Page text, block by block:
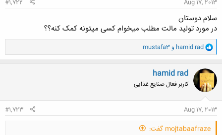
Aug 17, 2013
#1,722
سلام دوستان
در مورد تولید مالت مطلب میخوام کسی میتونه کمک کنه؟؟
و
ا
ک
ن
ش
ه
ا
hamid rad و mustafa3
hamid rad
کاربر فعال صنایع غذایی
Aug 17, 2013
#1,723
mojtabaafraze گفت: